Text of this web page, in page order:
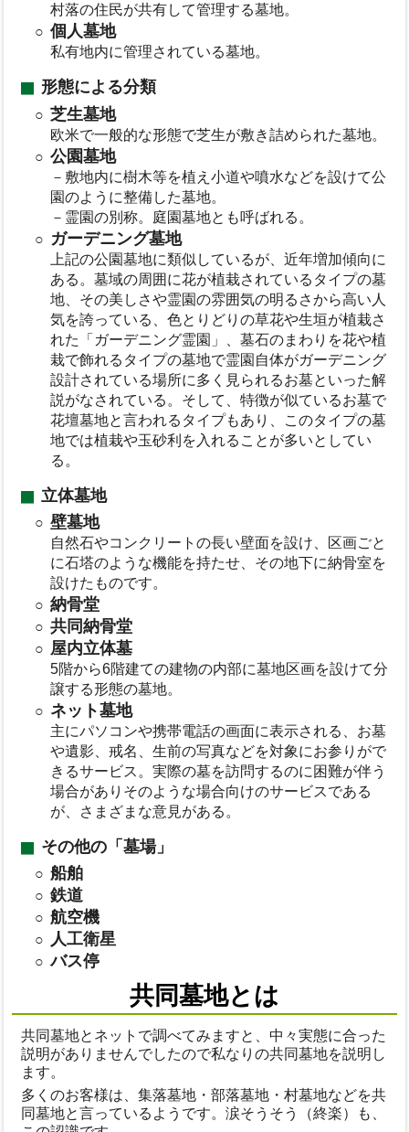
村落の住民が共有して管理する墓地。
個人墓地
私有地内に管理されている墓地。
形態による分類
芝生墓地
欧米で一般的な形態で芝生が敷き詰められた墓地。
公園墓地
－敷地内に樹木等を植え小道や噴水などを設けて公
園のように整備した墓地。
－霊園の別称。庭園墓地とも呼ばれる。
ガーデニング墓地
上記の公園墓地に類似しているが、近年増加傾向に
ある。墓域の周囲に花が植栽されているタイプの墓
地、その美しさや霊園の雰囲気の明るさから高い人
気を誇っている、色とりどりの草花や生垣が植栽さ
れた「ガーデニング霊園」、墓石のまわりを花や植
栽で飾れるタイプの墓地で霊園自体がガーデニング
設計されている場所に多く見られるお墓といった解
説がなされている。そして、特徴が似ているお墓で
花壇墓地と言われるタイプもあり、このタイプの墓
地では植栽や玉砂利を入れることが多いとしてい
る。
立体墓地
壁墓地
自然石やコンクリートの長い壁面を設け、区画ごと
に石塔のような機能を持たせ、その地下に納骨室を
設けたものです。
納骨堂
共同納骨堂
屋内立体墓
5階から6階建ての建物の内部に墓地区画を設けて分
譲する形態の墓地。
ネット墓地
主にパソコンや携帯電話の画面に表示される、お墓
や遺影、戒名、生前の写真などを対象にお参りがで
きるサービス。実際の墓を訪問するのに困難が伴う
場合がありそのような場合向けのサービスである
が、さまざまな意見がある。
その他の「墓場」
船舶
鉄道
航空機
人工衛星
バス停
共同墓地とは
共同墓地とネットで調べてみますと、中々実態に合った
説明がありませんでしたので私なりの共同墓地を説明し
ます。
多くのお客様は、集落墓地・部落墓地・村墓地などを共
同墓地と言っているようです。涙そうそう（終楽）も、